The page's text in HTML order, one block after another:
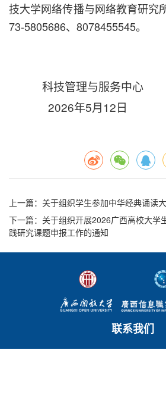
技大学网络传播与网络教育研究
73-5805686、8078455545。
科技管理与服务中心
2026年5月12日
上一篇：关于组织学生参加中华经典诵读
下一篇：关于组织开展2026广西高校大学
践研究课题申报工作的通知
联系我们